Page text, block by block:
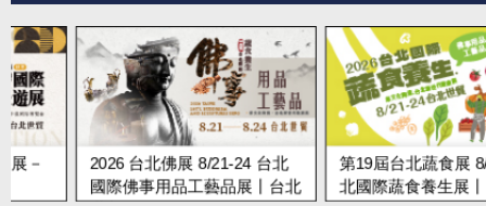
2026 台北佛展 8/21-24 台北
國際佛事用品工藝品展丨台北
第19屆台北蔬食展 8/21-24
北國際蔬食養生展丨台北世